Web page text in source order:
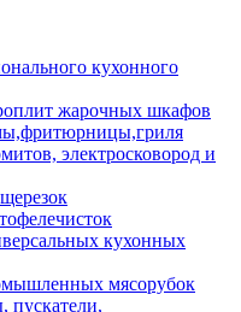
кухонного
жарочных шкафов
электросковород и
кухонных
мясорубок
пускатели,